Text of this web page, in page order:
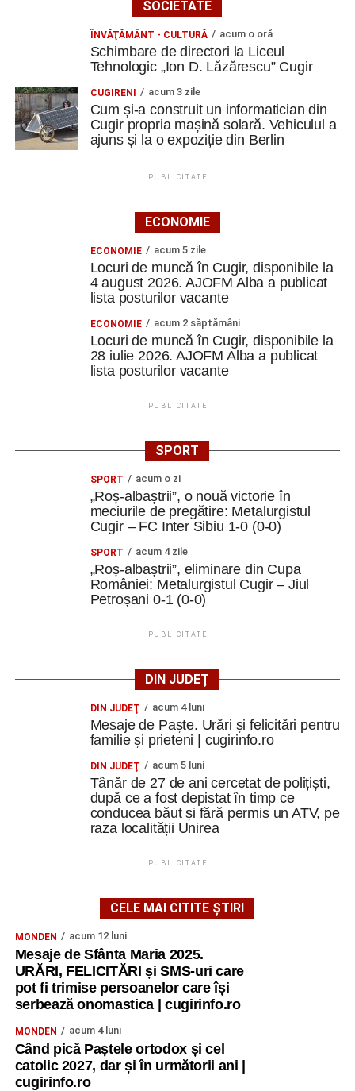
SOCIETATE
ÎNVĂŢĂMÂNT - CULTURĂ acum o oră
Schimbare de directori la Liceul
Tehnologic „Ion D. Lăzărescu” Cugir
CUGIRENI acum 3 zile
Cum și-a construit un informatician din
Cugir propria mașină solară. Vehiculul a
ajuns și la o expoziție din Berlin
PUBLICITATE
ECONOMIE
ECONOMIE acum 5 zile
Locuri de muncă în Cugir, disponibile la
4 august 2026. AJOFM Alba a publicat
lista posturilor vacante
ECONOMIE acum 2 săptămâni
Locuri de muncă în Cugir, disponibile la
28 iulie 2026. AJOFM Alba a publicat
lista posturilor vacante
PUBLICITATE
SPORT
SPORT acum o zi
„Roș-albaștrii”, o nouă victorie în
meciurile de pregătire: Metalurgistul
Cugir – FC Inter Sibiu 1-0 (0-0)
SPORT acum 4 zile
„Roș-albaștrii”, eliminare din Cupa
României: Metalurgistul Cugir – Jiul
Petroșani 0-1 (0-0)
PUBLICITATE
DIN JUDEȚ
DIN JUDEŢ acum 4 luni
Mesaje de Paște. Urări și felicitări pentru
familie și prieteni | cugirinfo.ro
DIN JUDEŢ acum 5 luni
Tânăr de 27 de ani cercetat de polițiști,
după ce a fost depistat în timp ce
conducea băut și fără permis un ATV, pe
raza localității Unirea
PUBLICITATE
CELE MAI CITITE ȘTIRI
MONDEN acum 12 luni
Mesaje de Sfânta Maria 2025.
URĂRI, FELICITĂRI și SMS-uri care
pot fi trimise persoanelor care își
serbează onomastica | cugirinfo.ro
MONDEN acum 4 luni
Când pică Paștele ortodox și cel
catolic 2027, dar și în următorii ani |
cugirinfo.ro